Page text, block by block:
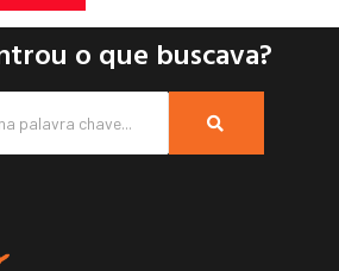
o que buscava?